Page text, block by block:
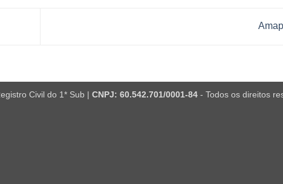
Civil do 1* Sub | CNPJ: 60.542.701/0001-84- Todos os direitos